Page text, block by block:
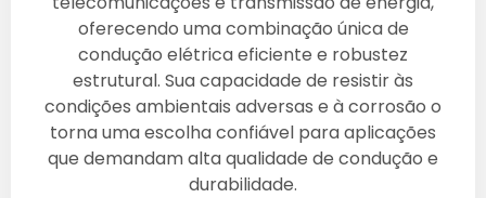
oferecendo uma combinação única de
condução elétrica eficiente e robustez
estrutural. Sua capacidade de resistir às
condições ambientais adversas e à corrosão o
torna uma escolha confiável para aplicações
que demandam alta qualidade de condução e
durabilidade.